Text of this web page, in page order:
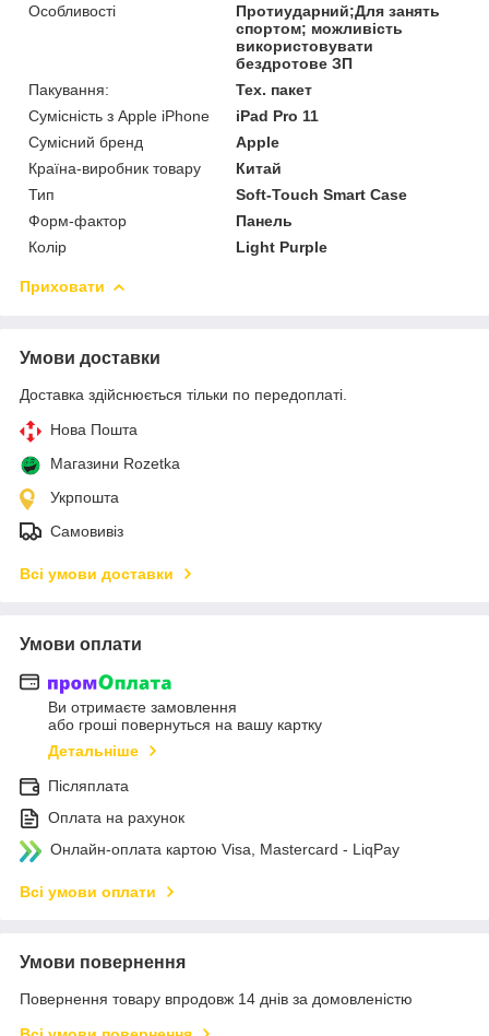
Особливості
Протиударний;Для занять
спортом; можливість
використовувати
бездротове ЗП
Пакування:
Тех. пакет
Сумісність з Apple iPhone
iPad Pro 11
Сумісний бренд
Apple
Країна-виробник товару
Китай
Тип
Soft-Touch Smart Case
Форм-фактор
Панель
Колір
Light Purple
Приховати
Умови доставки
Доставка здійснюється тільки по передоплаті.
Нова Пошта
Магазини Rozetka
Укрпошта
Самовивіз
Всі умови доставки
Умови оплати
Ви отримаєте замовлення
або гроші повернуться на вашу картку
Детальніше
Післяплата
Оплата на рахунок
Онлайн-оплата картою Visa, Mastercard - LiqPay
Всі умови оплати
Умови повернення
Повернення товару впродовж 14 днів за домовленістю